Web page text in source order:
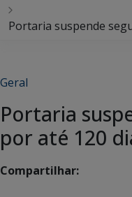
Portaria suspende
Geral
Portaria
por até 120
Compartilhar: